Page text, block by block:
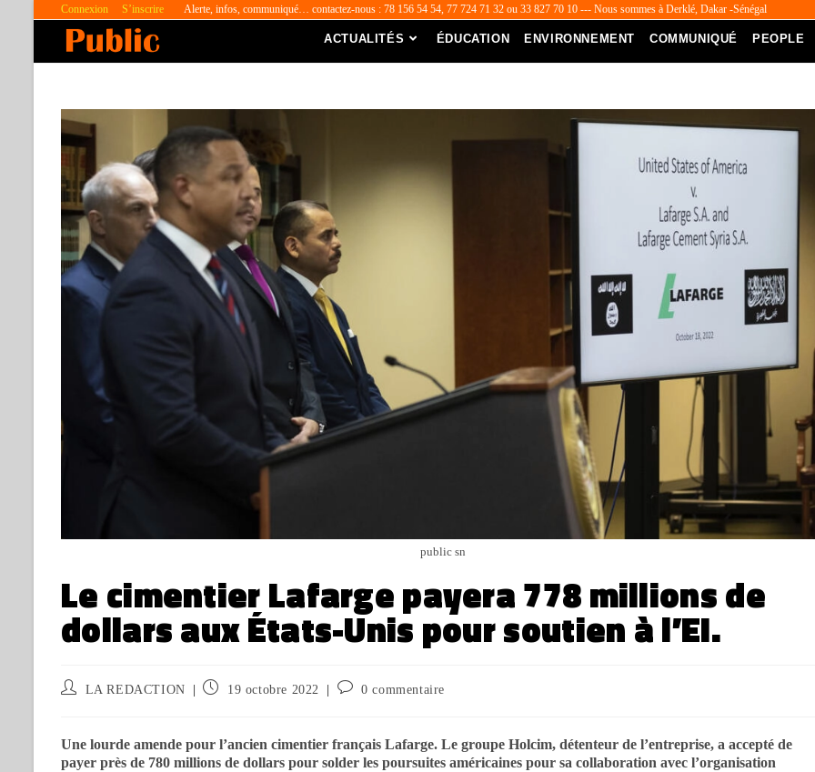
Connexion S’inscrire Alerte, infos, communiqué… contactez-nous : 78 156 54 54, 77 724 71 32 ou 33 827 70 10 --- Nous sommes à Derklé, Dakar -Sénégal
ACTUALITÉS ÉDUCATION ENVIRONNEMENT COMMUNIQUÉ PEOPLE
public sn
Le cimentier Lafarge payera 778 millions de
dollars aux États-Unis pour soutien à l’EI.
LA REDACTION 19 octobre 2022 0 commentaire
Une lourde amende pour l’ancien cimentier français Lafarge. Le groupe Holcim, détenteur de l’entreprise, a accepté de
payer près de 780 millions de dollars pour solder les poursuites américaines pour sa collaboration avec l’organisation